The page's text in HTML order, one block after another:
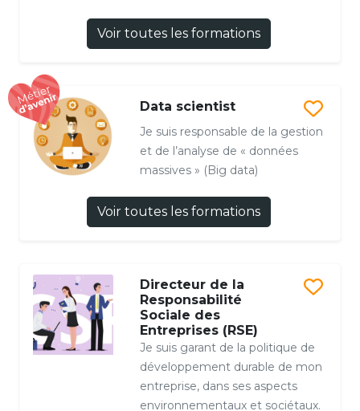
Voir toutes les formations
Data scientist
Je suis responsable de la gestion
et de l’analyse de « données
massives » (Big data)
Voir toutes les formations
Directeur de la
Responsabilité
Sociale des
Entreprises (RSE)
Je suis garant de la politique de
développement durable de mon
entreprise, dans ses aspects
environnementaux et sociétaux.